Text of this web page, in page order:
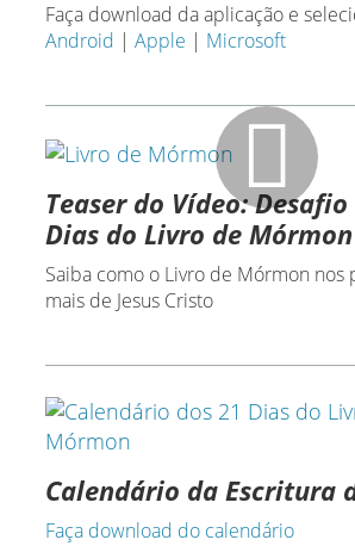
Faça download da aplicação e
Android | Apple | Microsoft
Teaser do Vídeo: Desafio
Dias do Livro de Mórmon
Saiba como o Livro de Mórmon
mais de Jesus Cristo
Calendário da Escritura
Faça download do calendário